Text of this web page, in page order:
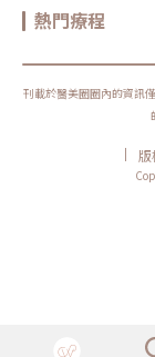
了一項嶄新的選擇
的GC Aesthetics®
Establishment
體，2023年正式通
設計，將隆乳提升
BLUSEAL+®外膜覆
BTL 台灣比特樂 官
電波領先潮流微針
EMFEMME 360女
種。大事記4：再
細胞修復，絕不能
熱門療程
刊載於醫美圈圈內的資訊
| 版